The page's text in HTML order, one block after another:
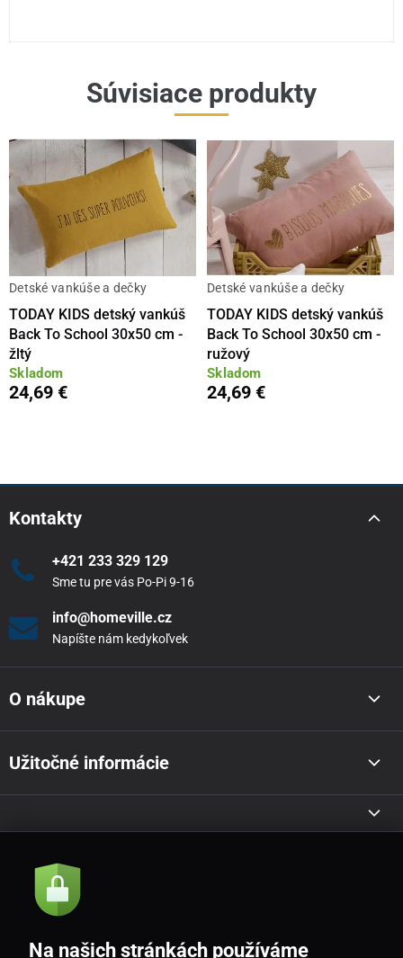
Súvisiace produkty
Detské vankúše a dečky
TODAY KIDS detský vankúš
Back To School 30x50 cm -
žltý
Skladom
24,69 €
Detské vankúše a dečky
TODAY KIDS detský vankúš
Back To School 30x50 cm -
ružový
Skladom
24,69 €
Kontakty
+421 233 329 129
Sme tu pre vás Po-Pi 9-16
info@homeville.cz
Napíšte nám kedykoľvek
O nákupe
Užitočné informácie
Akcie a novinky e-mailom
Souhlasím sezásadami zpracování osobních údajů
Na našich stránkách používáme